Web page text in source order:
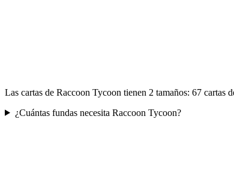
Las cartas de Raccoon Tycoon tienen 2 tamaños: 67
¿Cuántas fundas necesita Raccoon Tycoon?